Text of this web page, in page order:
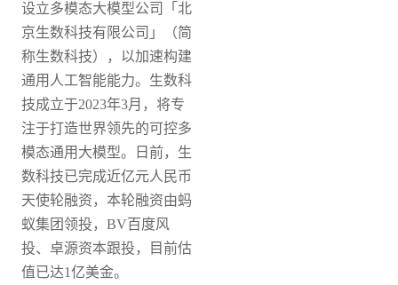
设立多模态大模型公司「北
京生数科技有限公司」（简
称生数科技），以加速构建
通用人工智能能力。 生数科
技成立于2023年3月，将专
注于打造世界领先的可控多
模态通用大模型。日前，生
数科技已完成近亿元人民币
天使轮融资，本轮融资由蚂
蚁集团领投，BV百度风
投、卓源资本跟投，目前估
值已达1亿美金。